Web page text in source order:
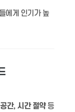
에게 인기가 높
간, 시간 절약등